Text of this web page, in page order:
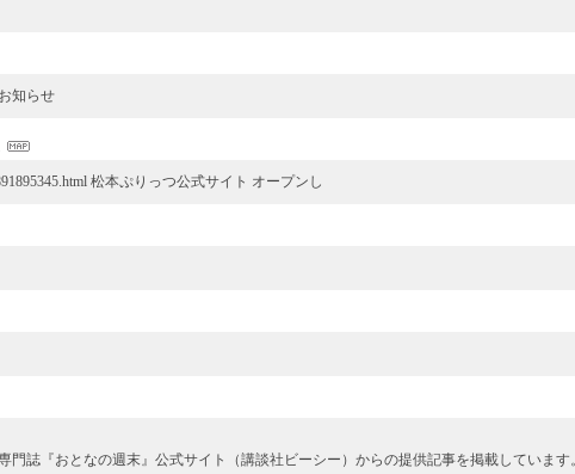
知らせ
松本ぷりっつ公式サイト オープンし
門誌『おとなの週末』公式サイト（講談社ビーシー）からの提供記事を掲載しています